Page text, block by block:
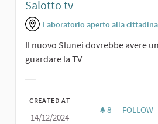
Salotto tv
Laboratorio aperto alla
Il nuovo Slunei dovrebbe avere
guardare la TV
CREATED AT
14/12/2024
8 8
FOLLOW